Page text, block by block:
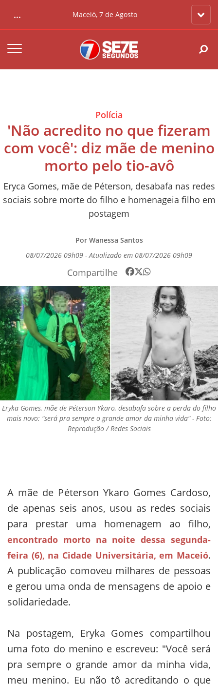
... Maceió, 7 de Agosto
Polícia
'Não acredito no que fizeram
com você': diz mãe de menino
morto pelo tio-avô
Eryca Gomes, mãe de Péterson, desabafa nas redes
sociais sobre morte do filho e homenageia filho em
postagem
Por Wanessa Santos
08/07/2026 09h09 - Atualizado em 08/07/2026 09h09
Compartilhe
Eryka Gomes, mãe de Péterson Ykaro, desabafa sobre a perda do filho
mais novo: "será pra sempre o grande amor da minha vida" - Foto:
Reprodução / Redes Sociais
A mãe de Péterson Ykaro Gomes Cardoso,
de apenas seis anos, usou as redes sociais
para prestar uma homenagem ao filho,
encontrado morto na noite dessa segunda-
feira (6), na Cidade Universitária, em Maceió.
A publicação comoveu milhares de pessoas
e gerou uma onda de mensagens de apoio e
solidariedade.
Na postagem, Eryka Gomes compartilhou
uma foto do menino e escreveu: "Você será
pra sempre o grande amor da minha vida,
meu menino. Eu não tô acreditando o que